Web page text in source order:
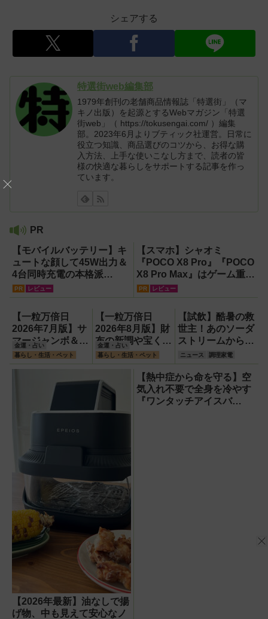
シェアする
特選街web編集部
1979年創刊の老舗商品情報誌「特選街」（マ
キノ出版）を起源とするWebマガジン「特選
街web」（ https://tokusengai.com/ ）編集
部。2023年6月よりブティック社運営。日常に
役立つ知識、商品選びのコツから、お得な購
入方法、上手な使いこなし方まで、読者の皆
様の快適な暮らしをサポートする記事を作っ
ています。
PR
【モバイルバッテリー】キ
ュートな顔して45W出力＆
4台同時充電の本格派
『RORRY CharmGo オー
バイルファンもノートPC
も安心
PR レビュー
【スマホ】シャオミ
『POCO X8 Pro』『POCO
X8 Pro Max』はゲーム重視
ならコスパ最強クラス！
PR レビュー
【一粒万倍日
2026年7月版】サ
マージャンボ＆財
布の新調に最適な
開運日は？
金運・占い
暮らし・生活・ペット
【一粒万倍日
2026年8月版】財
布の新調や宝くじ
の日記念・レイン
ボーくじ・新涼の
100円くじ購入に
最適な開運日は？
金運・占い
暮らし・生活・ペット
【試飲】酷暑の救
世主！あのソーダ
ストリームから
『くだもの
Vinegar（ビネガ
ー）』が登場！ス
ッキリ美味しくて
どハマり確定
ニュース 調理家電
【2026年最新】油なしで揚
げ物、中も見えて安心なノ
【熱中症から命を守る】空
気入れ不要で全身を冷やす
『ワンタッチアイスバ